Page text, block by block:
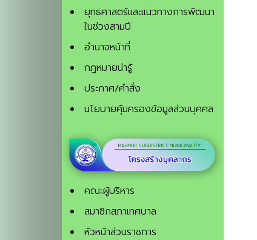
ยุทธศาสตร์และแนวทางการพัฒนา
ในช่วงสามปี
อำนาจหน้าที่
กฎหมายน่ารู้
ประกาศ/คำสั่ง
นโยบายคุ้มครองข้อมูลส่วนบุคคล
คณะผู้บริหาร
สมาชิกสภาเทศบาล
หัวหน้าส่วนราชการ